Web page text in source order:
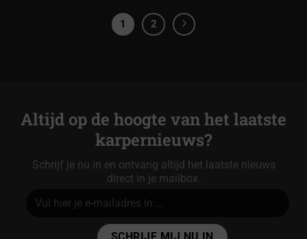
1 2
Altijd op de hoogte van het laatste
karpernieuws?
Schrijf je nu in en ontvang altijd het laatste nieuws
direct in je mailbox.